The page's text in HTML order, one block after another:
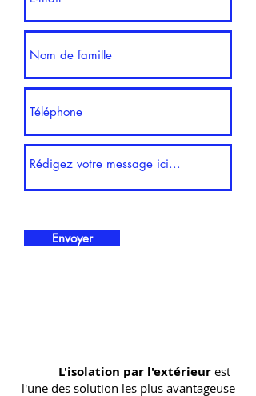
Envoyer
L'isolation par l'extérieurest
l'une des solution les plus avantageuse